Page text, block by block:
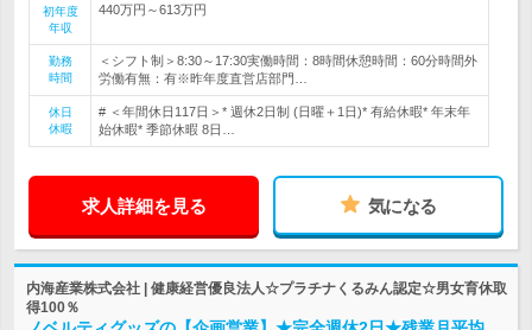
初年度
年収
440万円～613万円
勤務
時間
＜シフト制＞8:30～17:30実働時間：8時間休憩時間：60分時間外
労働有無：有※昨年度直営店部門…
休日
休暇
# ＜年間休日117日＞* 週休2日制 (日曜＋1日)* 有給休暇* 年末年
始休暇* 季節休暇 8日…
求人詳細を見る 気になる
内海産業株式会社 | 健康経営優良法人☆プラチナくるみん認定☆男女育休取
得100％